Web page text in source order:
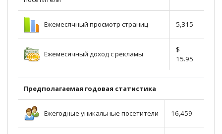
Ежемесячный просмотр страниц 5,315
Ежемесячный доход с рекламы
$
15.95
Предполагаемая годовая статистика
Ежегодные уникальные посетители 16,459